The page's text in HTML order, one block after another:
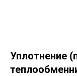
Уплотнение